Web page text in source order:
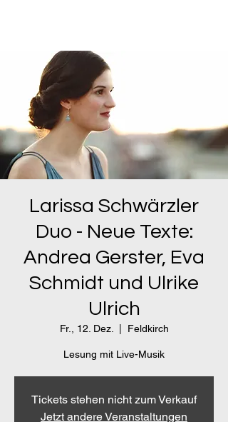
Larissa Schwärzler
Duo - Neue Texte:
Andrea Gerster, Eva
Schmidt und Ulrike
Ulrich
Fr., 12. Dez. Feldkirch
Lesung mit Live-Musik
Tickets stehen nicht zum Verkauf
Jetzt andere Veranstaltungen